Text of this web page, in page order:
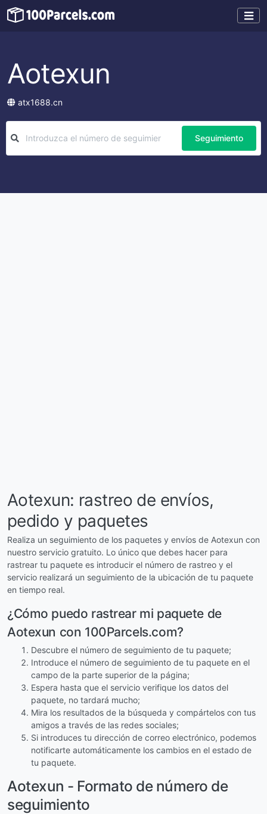
Aotexun
atx1688.cn
Seguimiento
Aotexun: rastreo de envíos,
pedido y paquetes
Realiza un seguimiento de los paquetes y envíos de Aotexun con
nuestro servicio gratuito. Lo único que debes hacer para
rastrear tu paquete es introducir el número de rastreo y el
servicio realizará un seguimiento de la ubicación de tu paquete
en tiempo real.
¿Cómo puedo rastrear mi paquete de
Aotexun con 100Parcels.com?
Descubre el número de seguimiento de tu paquete;
Introduce el número de seguimiento de tu paquete en el
campo de la parte superior de la página;
Espera hasta que el servicio verifique los datos del
paquete, no tardará mucho;
Mira los resultados de la búsqueda y compártelos con tus
amigos a través de las redes sociales;
Si introduces tu dirección de correo electrónico, podemos
notificarte automáticamente los cambios en el estado de
tu paquete.
Aotexun - Formato de número de
seguimiento